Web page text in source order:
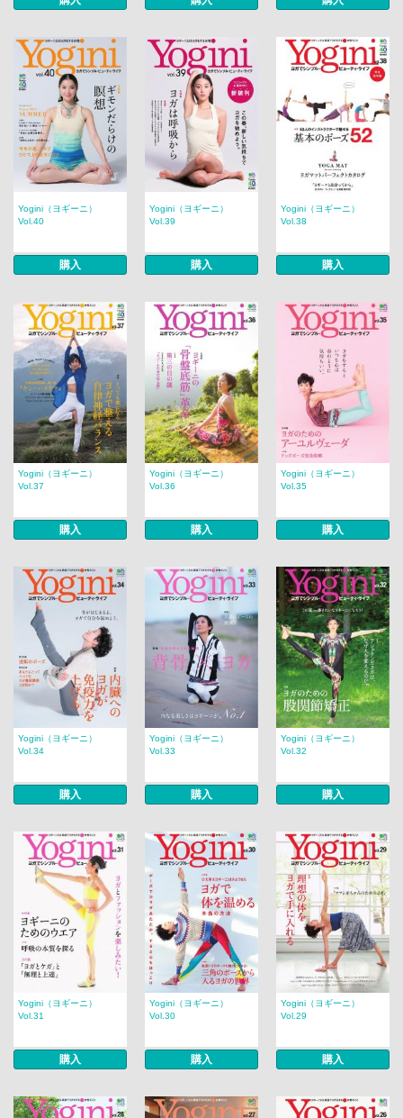
Yogini（ヨギーニ）
Vol.40
購入
Yogini（ヨギーニ）
Vol.39
購入
Yogini（ヨギーニ）
Vol.38
購入
Yogini（ヨギーニ）
Vol.37
購入
Yogini（ヨギーニ）
Vol.36
購入
Yogini（ヨギーニ）
Vol.35
購入
Yogini（ヨギーニ）
Vol.34
購入
Yogini（ヨギーニ）
Vol.33
購入
Yogini（ヨギーニ）
Vol.32
購入
Yogini（ヨギーニ）
Vol.31
購入
Yogini（ヨギーニ）
Vol.30
購入
Yogini（ヨギーニ）
Vol.29
購入